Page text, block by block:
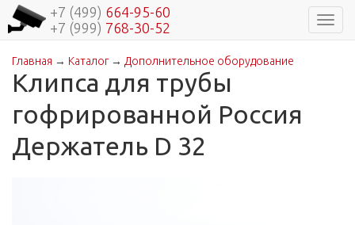
+7 (499) 664-95-60
+7 (999) 768-30-52
Вы здесь
Главная → Каталог→ Дополнительное оборудование
Клипса для трубы
гофрированной Россия
Держатель D 32